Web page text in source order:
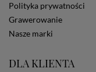
Stosowane są
wygody
preferencji i
statystycznych,
Polityka prywatności
Grawerowanie
Nasze marki
DLA KLIENTA